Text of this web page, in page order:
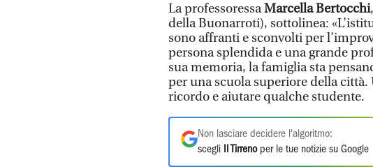
La professoressaMarcella Bertocchi
della Buonarroti), sottolinea:
sono affranti e sconvolti per
persona splendida e una grande
sua memoria, la famiglia sta
per una scuola superiore della
ricordo e aiutare qualche studente.
Non lasciare decidere l'algoritmo:
scegli
Il Tirrenoper le tue notizie su Google